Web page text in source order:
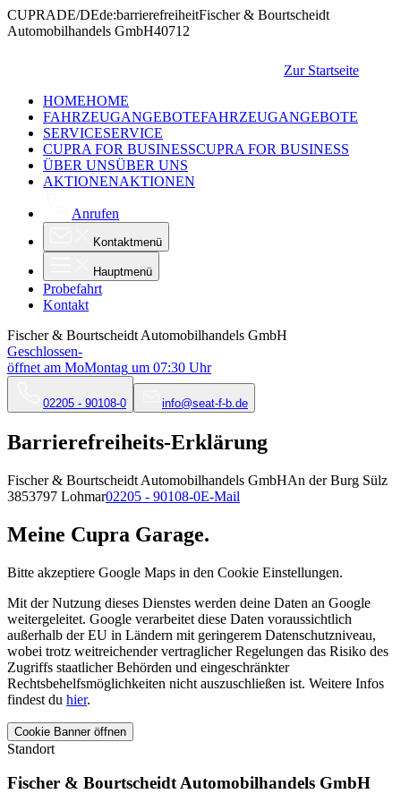
CUPRADE/DEde:barrierefreiheitFischer & Bourtscheidt
Automobilhandels GmbH40712
Zur Startseite
HOMEHOME
FAHRZEUGANGEBOTEFAHRZEUGANGEBOTE
SERVICESERVICE
CUPRA FOR BUSINESSCUPRA FOR BUSINESS
ÜBER UNSÜBER UNS
AKTIONENAKTIONEN
Anrufen
Kontaktmenü
Hauptmenü
Probefahrt
Kontakt
Fischer & Bourtscheidt Automobilhandels GmbH
Geschlossen-
öffnet am MoMontag um 07:30 Uhr
02205 - 90108-0 info@seat-f-b.de
Barrierefreiheits-Erklärung
Fischer & Bourtscheidt Automobilhandels GmbHAn der Burg Sülz
3853797 Lohmar02205 - 90108-0E-Mail
Meine Cupra Garage.
Bitte akzeptiere Google Maps in den Cookie Einstellungen.
Mit der Nutzung dieses Dienstes werden deine Daten an Google
weitergeleitet. Google verarbeitet diese Daten voraussichtlich
außerhalb der EU in Ländern mit geringerem Datenschutzniveau,
wobei trotz weitreichender vertraglicher Regelungen das Risiko des
Zugriffs staatlicher Behörden und eingeschränkter
Rechtsbehelfsmöglichkeiten nicht auszuschließen ist. Weitere Infos
findest du hier.
Cookie Banner öffnen
Standort
Fischer & Bourtscheidt Automobilhandels GmbH